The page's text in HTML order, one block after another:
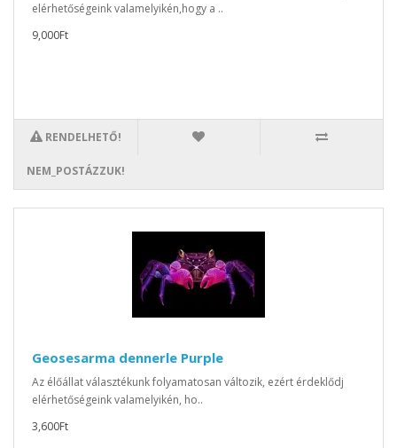
elérhetőségeink valamelyikén,hogy a ..
9,000Ft
RENDELHETŐ!
NEM_POSTÁZZUK!
Geosesarma dennerle Purple
Az élőállat választékunk folyamatosan változik, ezért érdeklődj
elérhetőségeink valamelyikén, ho..
3,600Ft